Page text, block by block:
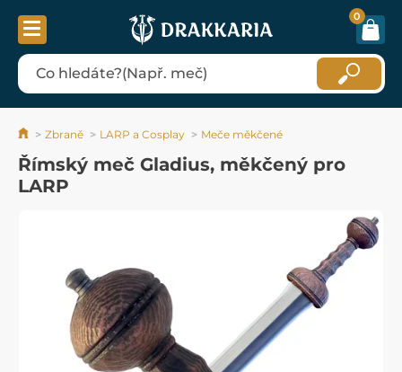
0
Zbraně LARP a Cosplay Meče měkčené
Římský meč Gladius, měkčený pro
LARP